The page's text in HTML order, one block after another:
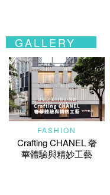
GALLERY
FASHION
Crafting CHANEL 奢
華體驗與精妙工藝